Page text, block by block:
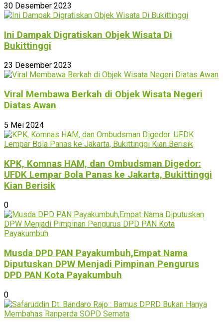
30 Desember 2023
Ini Dampak Digratiskan Objek Wisata Di
Bukittinggi
23 Desember 2023
Viral Membawa Berkah di Objek Wisata Negeri
Diatas Awan
5 Mei 2024
KPK, Komnas HAM, dan Ombudsman Digedor:
UFDK Lempar Bola Panas ke Jakarta, Bukittinggi
Kian Berisik
0
Musda DPD PAN Payakumbuh,Empat Nama
Diputuskan DPW Menjadi Pimpinan Pengurus
DPD PAN Kota Payakumbuh
0